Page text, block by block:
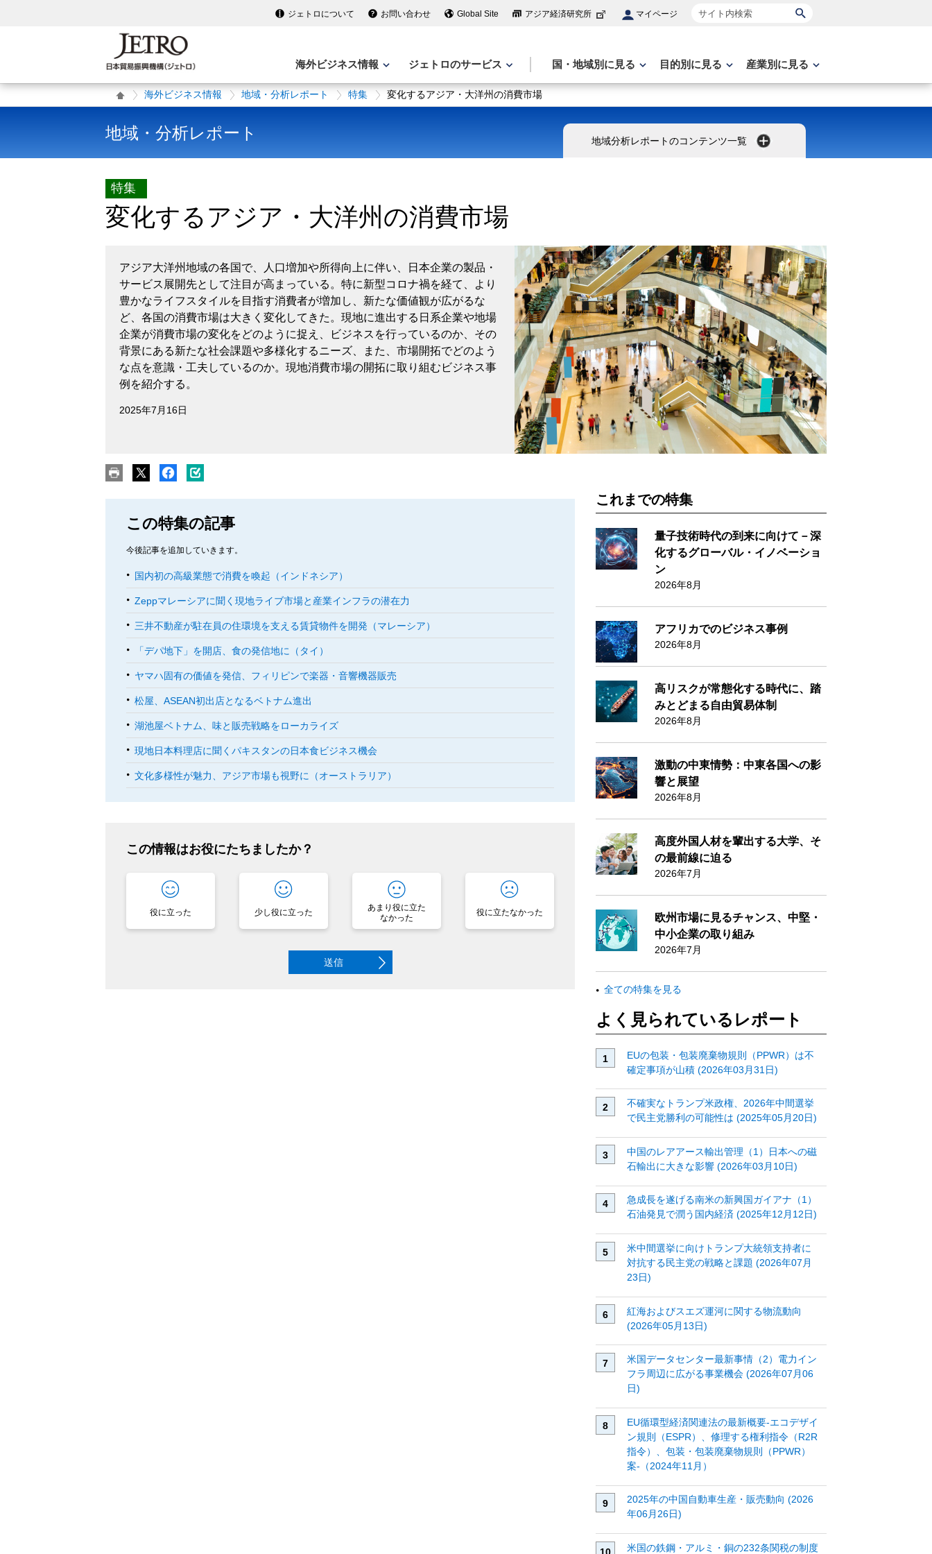
ジェトロについて お問い合わせ Global Site アジア経済研究所 マイページ サイト内検索
海外ビジネス情報 ジェトロのサービス 国・地域別に見る 目的別に見る 産業別に見る
海外ビジネス情報 地域・分析レポート 特集 変化するアジア・大洋州の消費市場
地域・分析レポート 地域分析レポートのコンテンツ一覧
特集
変化するアジア・大洋州の消費市場
アジア大洋州地域の各国で、人口増加や所得向上に伴い、日本企業の製品・
サービス展開先として注目が高まっている。特に新型コロナ禍を経て、より
豊かなライフスタイルを目指す消費者が増加し、新たな価値観が広がるな
ど、各国の消費市場は大きく変化してきた。現地に進出する日系企業や地場
企業が消費市場の変化をどのように捉え、ビジネスを行っているのか、その
背景にある新たな社会課題や多様化するニーズ、また、市場開拓でどのよう
な点を意識・工夫しているのか。現地消費市場の開拓に取り組むビジネス事
例を紹介する。
2025年7月16日
この特集の記事
今後記事を追加していきます。
国内初の高級業態で消費を喚起（インドネシア）
Zeppマレーシアに聞く現地ライブ市場と産業インフラの潜在力
三井不動産が駐在員の住環境を支える賃貸物件を開発（マレーシア）
「デパ地下」を開店、食の発信地に（タイ）
ヤマハ固有の価値を発信、フィリピンで楽器・音響機器販売
松屋、ASEAN初出店となるベトナム進出
湖池屋ベトナム、味と販売戦略をローカライズ
現地日本料理店に聞くパキスタンの日本食ビジネス機会
文化多様性が魅力、アジア市場も視野に（オーストラリア）
この情報はお役にたちましたか？
役に立った 少し役に立った
あまり役に立た
なかった
役に立たなかった
送信
これまでの特集
量子技術時代の到来に向けて－深
化するグローバル・イノベーショ
ン
2026年8月
アフリカでのビジネス事例
2026年8月
高リスクが常態化する時代に、踏
みとどまる自由貿易体制
2026年8月
激動の中東情勢：中東各国への影
響と展望
2026年8月
高度外国人材を輩出する大学、そ
の最前線に迫る
2026年7月
欧州市場に見るチャンス、中堅・
中小企業の取り組み
2026年7月
全ての特集を見る
よく見られているレポート
EUの包装・包装廃棄物規則（PPWR）は不
確定事項が山積 (2026年03月31日)
不確実なトランプ米政権、2026年中間選挙
で民主党勝利の可能性は (2025年05月20日)
中国のレアアース輸出管理（1）日本への磁
石輸出に大きな影響 (2026年03月10日)
急成長を遂げる南米の新興国ガイアナ（1）
石油発見で潤う国内経済 (2025年12月12日)
米中間選挙に向けトランプ大統領支持者に
対抗する民主党の戦略と課題 (2026年07月
23日)
紅海およびスエズ運河に関する物流動向
(2026年05月13日)
米国データセンター最新事情（2）電力イン
フラ周辺に広がる事業機会 (2026年07月06
日)
EU循環型経済関連法の最新概要‐エコデザイ
ン規則（ESPR）、修理する権利指令（R2R
指令）、包装・包装廃棄物規則（PPWR）
案‐（2024年11月）
2025年の中国自動車生産・販売動向 (2026
年06月26日)
米国の鉄鋼・アルミ・銅の232条関税の制度